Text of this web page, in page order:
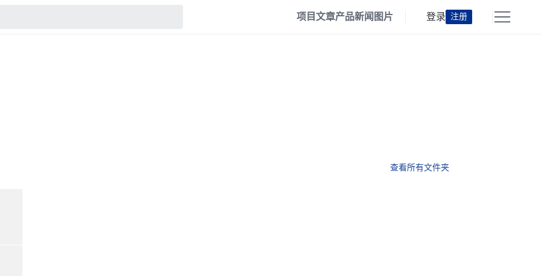
项目文章产品新闻 图片 登录 注册
查看所有文件夹